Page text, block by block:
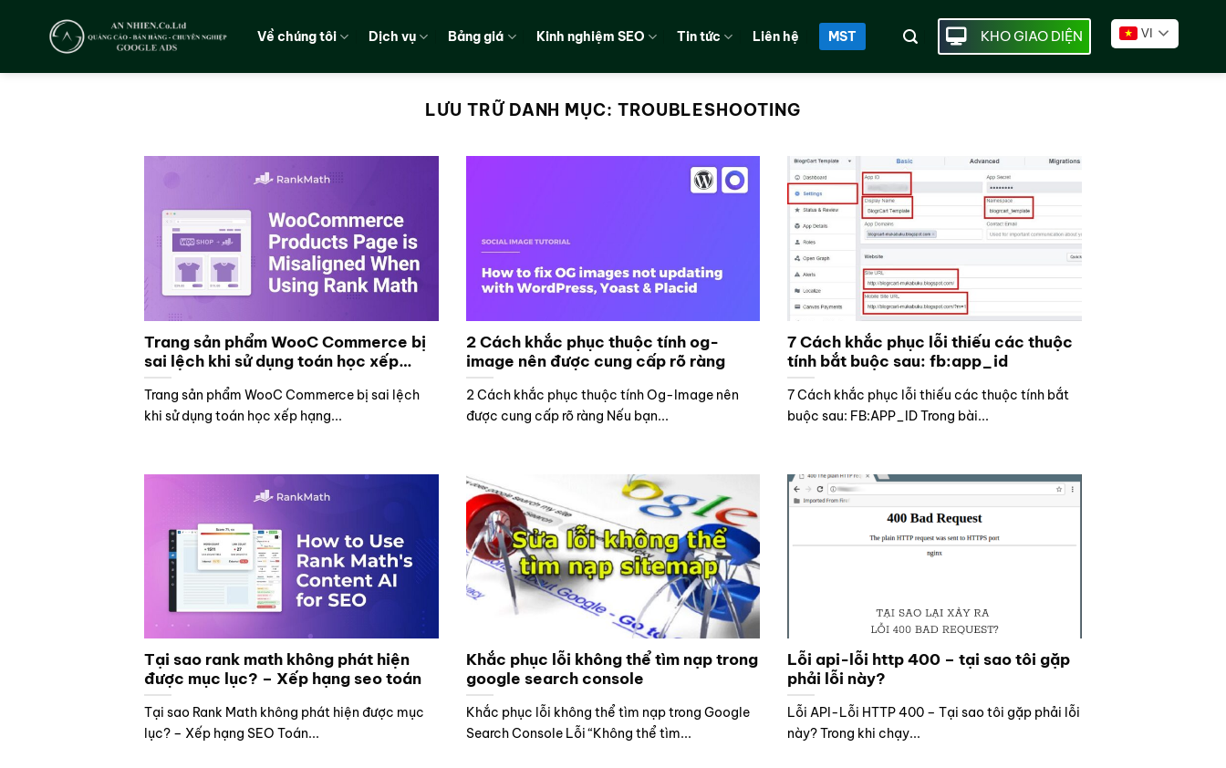
dung
Về chúng tôi Dịch vụ Bảng giá Kinh nghiệm SEO Tin tức Liên hệ MST KHO GIAO DIỆN VI
LƯU TRỮ DANH MỤC: TROUBLESHOOTING
Trang sản phẩm WooC Commerce bị
sai lệch khi sử dụng toán học xếp
hạng
Trang sản phẩm WooC Commerce bị sai lệch
khi sử dụng toán học xếp hạng...
2 Cách khắc phục thuộc tính og-
image nên được cung cấp rõ ràng
2 Cách khắc phục thuộc tính Og-Image nên
được cung cấp rõ ràng Nếu bạn...
7 Cách khắc phục lỗi thiếu các thuộc
tính bắt buộc sau: fb:app_id
7 Cách khắc phục lỗi thiếu các thuộc tính bắt
buộc sau: FB:APP_ID Trong bài...
Tại sao rank math không phát hiện
được mục lục? – Xếp hạng seo toán
Tại sao Rank Math không phát hiện được mục
lục? – Xếp hạng SEO Toán...
Khắc phục lỗi không thể tìm nạp trong
google search console
Khắc phục lỗi không thể tìm nạp trong Google
Search Console Lỗi “Không thể tìm...
Lỗi api-lỗi http 400 – tại sao tôi gặp
phải lỗi này?
Lỗi API-Lỗi HTTP 400 – Tại sao tôi gặp phải lỗi
này? Trong khi chạy...